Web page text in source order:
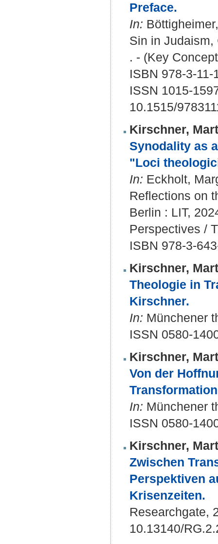
Preface.
In:
Sin in Judaism,
. - (Key
ISBN 978-3-
ISSN 1015-
10.1515/
Kirschner,
Synodality as
"Loci
In: Eckholt,
Reflections on
Berlin : LIT,
Perspectives /
ISBN 978-3-
Kirschner,
Theologie in
Kirschner.
In: Münchener
ISSN 0580-
Kirschner,
Von der
In: Münchener
ISSN 0580-
Kirschner,
Zwischen
Perspektiven
Krisenzeiten.
Researchgate,
10.13140/